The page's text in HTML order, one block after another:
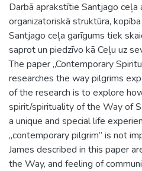
Darbā aprakstītie Santjago
organizatoriskā struktūra,
Santjago ceļa garīgums tiek
saprot un piedzīvo kā Ceļu uz
The paper „Contemporary
researches the way pilgrims
of the research is to explore
spirit/spirituality of the Way of
a unique and special life
„contemporary pilgrim” is not
James described in this paper
the Way, and feeling of